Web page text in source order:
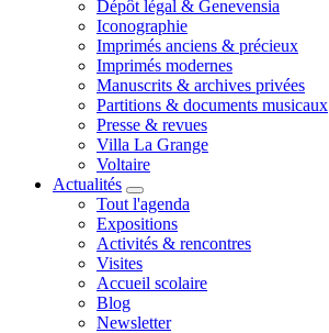
Dépôt légal & Genevensia
Iconographie
Imprimés anciens & précieux
Imprimés modernes
Manuscrits & archives privées
Partitions & documents musicaux
Presse & revues
Villa La Grange
Voltaire
Actualités
Tout l'agenda
Expositions
Activités & rencontres
Visites
Accueil scolaire
Blog
Newsletter